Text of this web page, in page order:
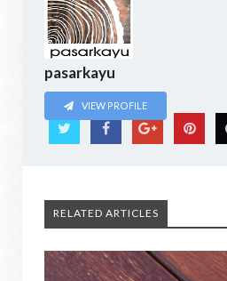
pasarkayu
VIEW PROFILE
RELATED ARTICLES